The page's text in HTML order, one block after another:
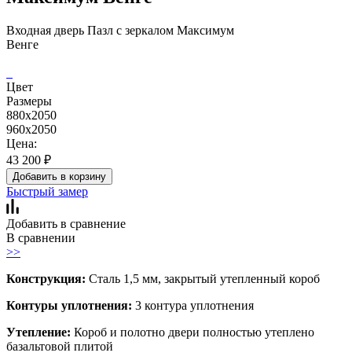
Входная дверь Пазл с зеркалом Максимум
Венге
Цвет
Размеры
880х2050
960х2050
Цена:
43 200 ₽
Добавить в корзину
Быстрый замер
Добавить в сравнение
В сравнении
>>
Конструкция: Сталь 1,5 мм, закрытый утепленный короб
Контуры уплотнения: 3 контура уплотнения
Утепление: Короб и полотно двери полностью утеплено
базальтовой плитой